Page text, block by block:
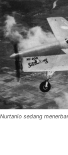
Nurtanio sedang